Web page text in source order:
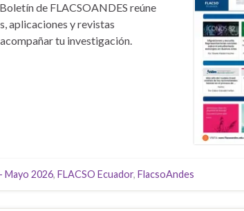
de FLACSOANDES reúne
aplicaciones y revistas
tu investigación.
Mayo 2026, FLACSO Ecuador, FlacsoAndes